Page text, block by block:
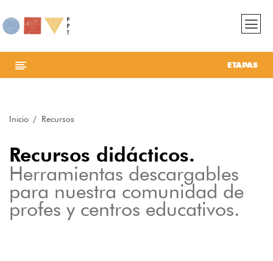
ETAPAS
Inicio Recursos
Recursos didácticos.
Herramientas descargables
para nuestra comunidad de
profes y centros educativos.